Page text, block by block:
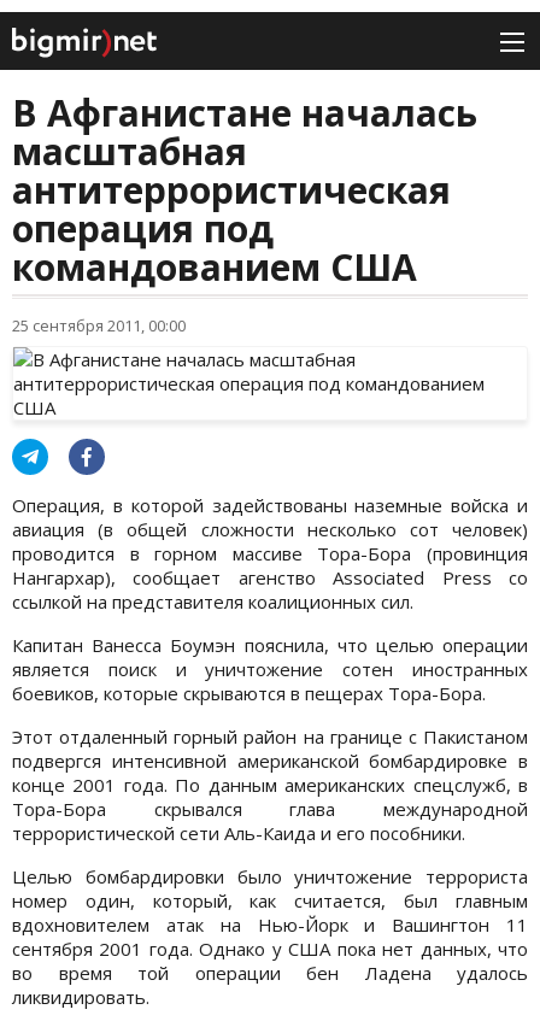
В Афганистане началась
масштабная
антитеррористическая
операция под
командованием США
25 сентября 2011, 00:00
Операция, в которой задействованы наземные войска и
авиация (в общей сложности несколько сот человек)
проводится в горном массиве Тора-Бора (провинция
Нангархар), сообщает агенство Associated Press со
ссылкой на представителя коалиционных сил.
Капитан Ванесса Боумэн пояснила, что целью операции
является поиск и уничтожение сотен иностранных
боевиков, которые скрываются в пещерах Тора-Бора.
Этот отдаленный горный район на границе с Пакистаном
подвергся интенсивной американской бомбардировке в
конце 2001 года. По данным американских спецслужб, в
Тора-Бора скрывался глава международной
террористической сети Аль-Каида и его пособники.
Целью бомбардировки было уничтожение террориста
номер один, который, как считается, был главным
вдохновителем атак на Нью-Йорк и Вашингтон 11
сентября 2001 года. Однако у США пока нет данных, что
во время той операции бен Ладена удалось
ликвидировать.